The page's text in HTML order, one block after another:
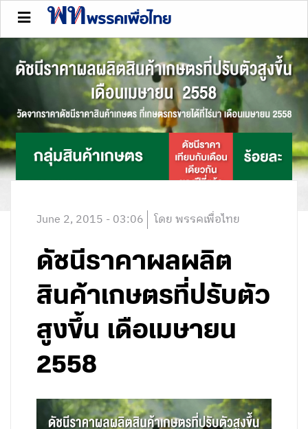
June 2, 2015 - 03:06 โดย พรรคเพื่อไทย
ดัชนีราคาผลผลิต
สินค้าเกษตรที่ปรับตัว
สูงขึ้น เดือเมษายน
2558